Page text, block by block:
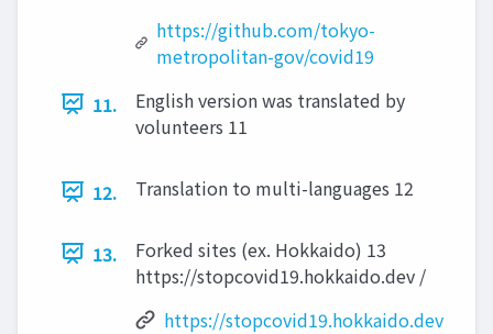
https://github.com/tokyo-
metropolitan-gov/covid19
11.
English version was translated by
volunteers 11
12. Translation to multi-languages 12
13.
Forked sites (ex. Hokkaido) 13
https://stopcovid19.hokkaido.dev /
https://stopcovid19.hokkaido.dev